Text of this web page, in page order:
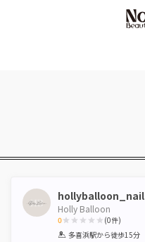
hollyballoon_nail
Holly Balloon
0
1 2 3 4 5
(0件)
多喜浜駅から徒歩15分